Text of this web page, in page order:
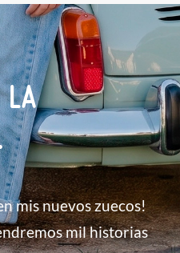
LA
mis nuevos zuecos!
mil historias